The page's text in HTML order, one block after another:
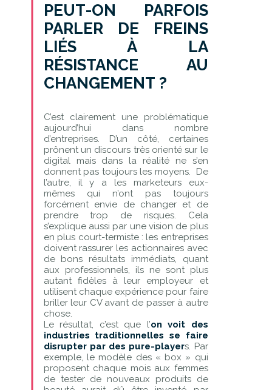
PEUT-ON PARFOIS
PARLER DE FREINS
LIÉS À LA
RÉSISTANCE AU
CHANGEMENT ?
C’est clairement une problématique
aujourd’hui dans nombre
d’entreprises. D’un côté, certaines
prônent un discours très orienté sur le
digital mais dans la réalité ne s’en
donnent pas toujours les moyens. De
l’autre, il y a les marketeurs eux-
mêmes qui n’ont pas toujours
forcément envie de changer et de
prendre trop de risques. Cela
s’explique aussi par une vision de plus
en plus court-termiste : les entreprises
doivent rassurer les actionnaires avec
de bons résultats immédiats, quant
aux professionnels, ils ne sont plus
autant fidèles à leur employeur et
utilisent chaque expérience pour faire
briller leur CV avant de passer à autre
chose.
Le résultat, c’est que l’on voit des
industries traditionnelles se faire
disrupter par des pure-players. Par
exemple, le modèle des « box » qui
proposent chaque mois aux femmes
de tester de nouveaux produits de